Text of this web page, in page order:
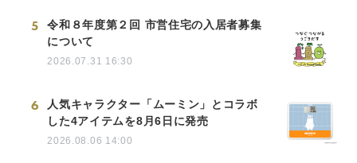
5
令和８年度第２回 市営住宅の入居者募集
について
2026.07.31 16:30
6
人気キャラクター「ムーミン」とコラボ
した4アイテムを8月6日に発売
2026.08.06 14:00